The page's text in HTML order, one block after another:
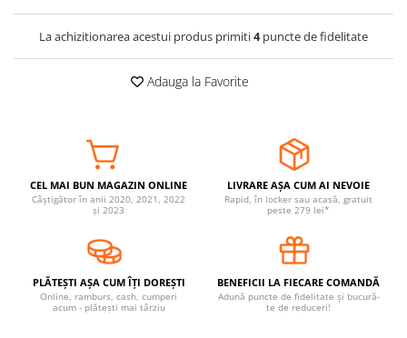
Baia bebelusului
Maternitate
Jucarii copii si jocuri educative
Jucarii bebelusi
Covorase ortopedice senzoriale
Cuburi magnetice JollyHeap®
Stikere decorative si covoare
Stickere decorative
La achizitionarea acestui produs primiti4puncte de fidelitate
Adauga la Favorite
CEL MAI BUN MAGAZIN ONLINE
Câștigător în anii 2020, 2021, 2022
și 2023
LIVRARE AȘA CUM AI NEVOIE
Rapid, în locker sau acasă, gratuit
peste 279 lei*
PLĂTEȘTI AȘA CUM ÎȚI DOREȘTI
Online, ramburs, cash, cumperi
acum - plătești mai târziu
BENEFICII LA FIECARE COMANDĂ
Adună puncte de fidelitate și bucură-
te de reduceri!